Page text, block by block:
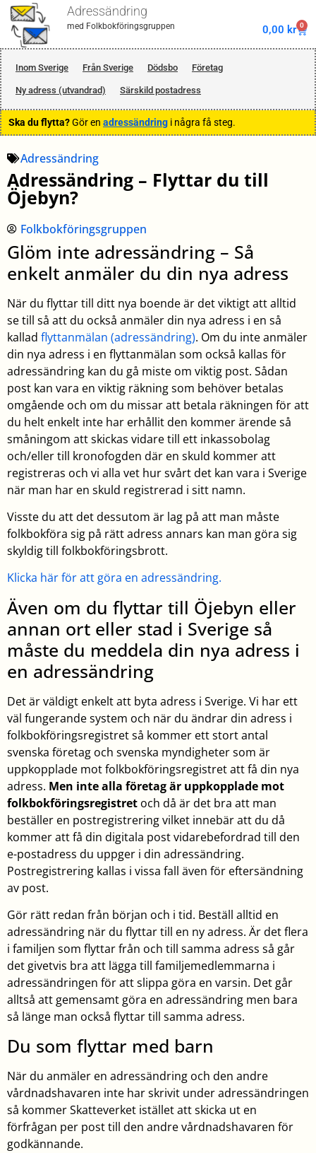
Adressändring
med Folkbokföringsgruppen 0,00 kr 0
Inom Sverige Från Sverige Dödsbo Företag
Ny adress (utvandrad) Särskild postadress
Ska du flytta?Gör en adressändring i några få steg.
Adressändring
Adressändring – Flyttar du till
Öjebyn?
Folkbokföringsgruppen
Glöm inte adressändring – Så
enkelt anmäler du din nya adress
När du flyttar till ditt nya boende är det viktigt att alltid
se till så att du också anmäler din nya adress i en så
kallad flyttanmälan (adressändring). Om du inte anmäler
din nya adress i en flyttanmälan som också kallas för
adressändring kan du gå miste om viktig post. Sådan
post kan vara en viktig räkning som behöver betalas
omgående och om du missar att betala räkningen för att
du helt enkelt inte har erhållit den kommer ärende så
småningom att skickas vidare till ett inkassobolag
och/eller till kronofogden där en skuld kommer att
registreras och vi alla vet hur svårt det kan vara i Sverige
när man har en skuld registrerad i sitt namn.
Visste du att det dessutom är lag på att man måste
folkbokföra sig på rätt adress annars kan man göra sig
skyldig till folkbokföringsbrott.
Klicka här för att göra en adressändring.
Även om du flyttar till Öjebyn eller
annan ort eller stad i Sverige så
måste du meddela din nya adress i
en adressändring
Det är väldigt enkelt att byta adress i Sverige. Vi har ett
väl fungerande system och när du ändrar din adress i
folkbokföringsregistret så kommer ett stort antal
svenska företag och svenska myndigheter som är
uppkopplade mot folkbokföringsregistret att få din nya
adress. Men inte alla företag är uppkopplade mot
folkbokföringsregistret och då är det bra att man
beställer en postregistrering vilket innebär att du då
kommer att få din digitala post vidarebefordrad till den
e-postadress du uppger i din adressändring.
Postregistrering kallas i vissa fall även för eftersändning
av post.
Gör rätt redan från början och i tid. Beställ alltid en
adressändring när du flyttar till en ny adress. Är det flera
i familjen som flyttar från och till samma adress så går
det givetvis bra att lägga till familjemedlemmarna i
adressändringen för att slippa göra en varsin. Det går
alltså att gemensamt göra en adressändring men bara
så länge man också flyttar till samma adress.
Du som flyttar med barn
När du anmäler en adressändring och den andre
vårdnadshavaren inte har skrivit under adressändringen
så kommer Skatteverket istället att skicka ut en
förfrågan per post till den andre vårdnadshavaren för
godkännande.